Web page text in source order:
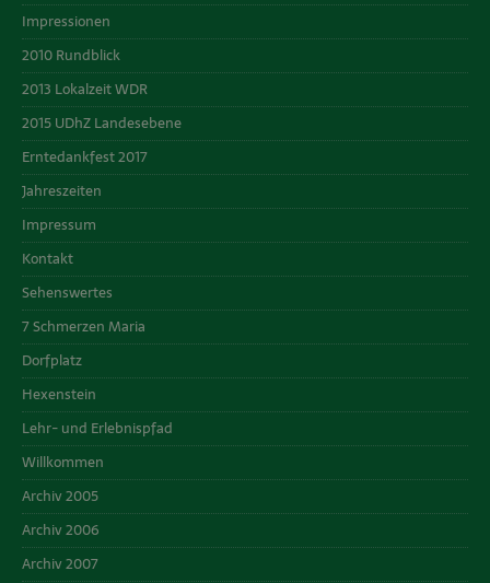
Impressionen
2010 Rundblick
2013 Lokalzeit WDR
2015 UDhZ Landesebene
Erntedankfest 2017
Jahreszeiten
Impressum
Kontakt
Sehenswertes
7 Schmerzen Maria
Dorfplatz
Hexenstein
Lehr- und Erlebnispfad
Willkommen
Archiv 2005
Archiv 2006
Archiv 2007